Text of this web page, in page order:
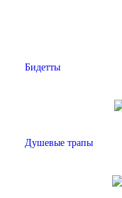
Бидетты
Душевые трапы